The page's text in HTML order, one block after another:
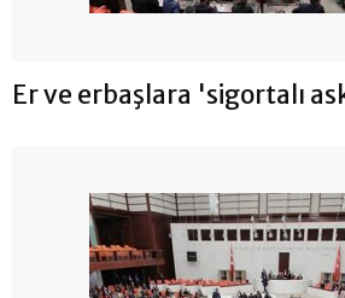
Er ve erbaşlara 'sigortalı